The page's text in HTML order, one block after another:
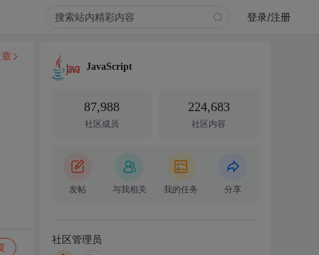
登录/注册
JavaScript
87,988
社区成员
224,683
社区内容
发帖 与我相关 我的任务 分享
社区管理员